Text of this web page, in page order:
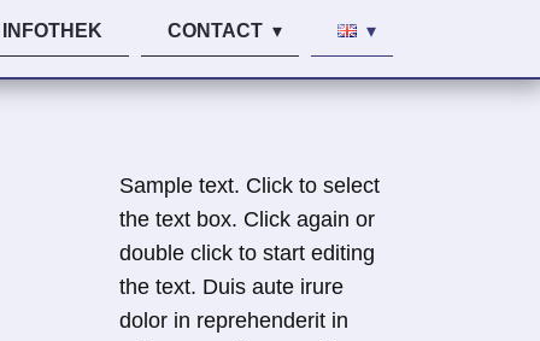
INFOTHEK CONTACT
Sample text. Click to select
the text box. Click again or
double click to start editing
the text. Duis aute irure
dolor in reprehenderit in